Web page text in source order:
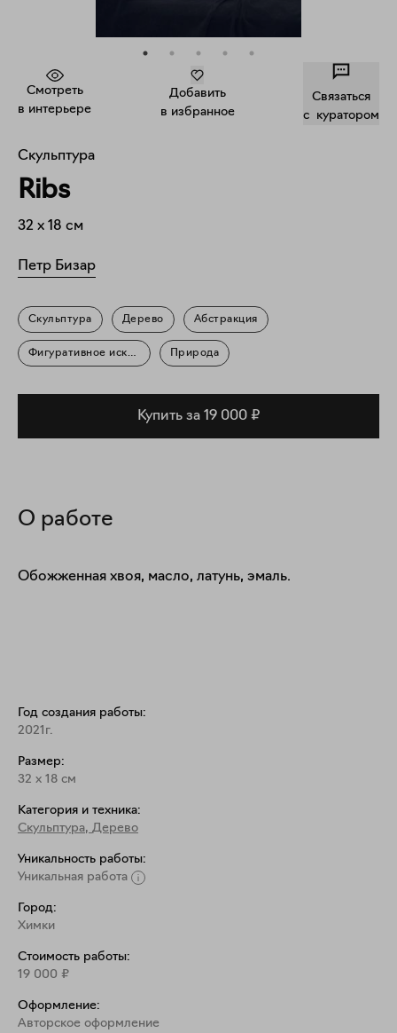
Смотреть
в интерьере
Добавить
в избранное
Связаться
c куратором
Скульптура
Ribs
32 x 18 см
Петр Бизар
Скульптура Дерево Абстракция
Фигуративное искусство Природа
Купить за 19 000 ₽
О работе
Обожженная хвоя, масло, латунь, эмаль.
Год создания работы:
2021г.
Размер:
32 x 18 см
Категория и техника:
Скульптура, Дерево
Уникальность работы:
Уникальная работа
Город:
Химки
Стоимость работы:
19 000 ₽
Оформление:
Aвторское оформление